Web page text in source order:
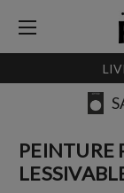
PEINTURE